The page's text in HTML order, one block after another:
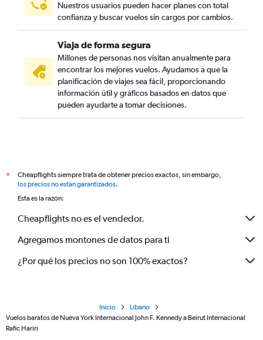
Nuestros usuarios pueden hacer planes con total
confianza y buscar vuelos sin cargos por cambios.
Viaja de forma segura
Millones de personas nos visitan anualmente para
encontrar los mejores vuelos. Ayudamos a que la
planificación de viajes sea fácil, proporcionando
información útil y gráficos basados en datos que
pueden ayudarte a tomar decisiones.
*
Cheapflights siempre trata de obtener precios exactos, sin embargo,
los precios no están garantizados.
Esta es la razón:
Cheapflights no es el vendedor.
Agregamos montones de datos para ti
¿Por qué los precios no son 100% exactos?
Inicio
Líbano
Vuelos baratos de Nueva York Internacional John F. Kennedy a Beirut Internacional
Rafic Hariri